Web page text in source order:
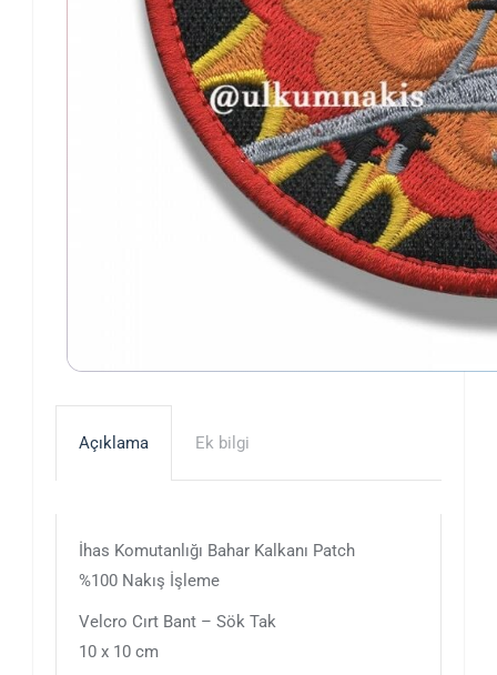
Açıklama Ek bilgi
İhas Komutanlığı Bahar Kalkanı Patch
%100 Nakış İşleme
Velcro Cırt Bant – Sök Tak
10 x 10 cm